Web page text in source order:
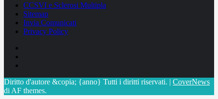
CCSVI e Sclerosi Multipla
Sitemap
Invia Comunicati
Privacy Policy
Diritto d'autore &copia; {anno} Tutti i diritti riservati. | CoverNews
di AF themes.